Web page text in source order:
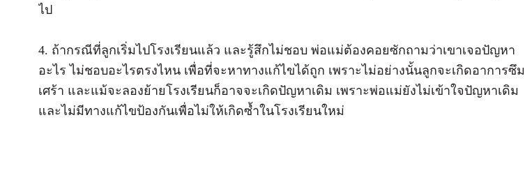
ไป
4. ถ้ากรณีที่ลูกเริ่มไปโรงเรียนแล้ว และรู้สึกไม่ชอบ พ่อแม่ต้องคอยซักถามว่าเขาเจอปัญหา
อะไร ไม่ชอบอะไรตรงไหน เพื่อที่จะหาทางแก้ไขได้ถูก เพราะไม่อย่างนั้นลูกจะเกิดอาการซึม
เศร้า และแม้จะลองย้ายโรงเรียนก็อาจจะเกิดปัญหาเดิม เพราะพ่อแม่ยังไม่เข้าใจปัญหาเดิม
และไม่มีทางแก้ไขป้องกันเพื่อไม่ให้เกิดซ้ำในโรงเรียนใหม่